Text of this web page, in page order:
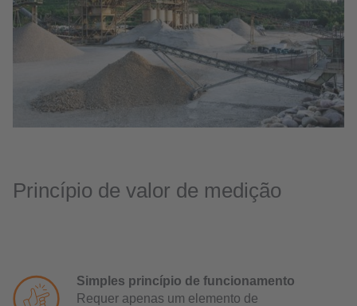
Princípio de valor de medição
Simples princípio de funcionamento
Requer apenas um elemento de